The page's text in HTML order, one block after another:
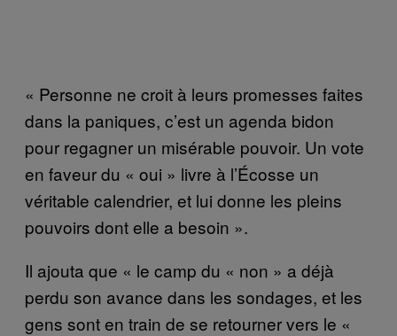
« Personne ne croit à leurs promesses faites
dans la paniques, c’est un agenda bidon
pour regagner un misérable pouvoir. Un vote
en faveur du « oui » livre à l’Écosse un
véritable calendrier, et lui donne les pleins
pouvoirs dont elle a besoin ».
Il ajouta que « le camp du « non » a déjà
perdu son avance dans les sondages, et les
gens sont en train de se retourner vers le «